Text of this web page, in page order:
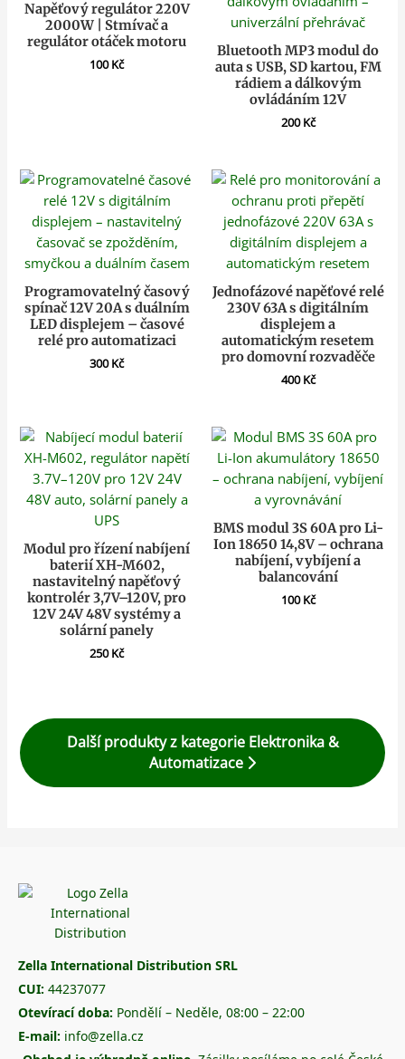
Napěťový regulátor 220V
2000W | Stmívač a
regulátor otáček motoru
100Kč
Bluetooth MP3 modul do
auta s USB, SD kartou, FM
rádiem a dálkovým
ovládáním 12V
200Kč
Programovatelný časový
spínač 12V 20A s duálním
LED displejem – časové
relé pro automatizaci
300Kč
Jednofázové napěťové relé
230V 63A s digitálním
displejem a
automatickým resetem
pro domovní rozvaděče
400Kč
Modul pro řízení nabíjení
baterií XH-M602,
nastavitelný napěťový
kontrolér 3,7V–120V, pro
12V 24V 48V systémy a
solární panely
250Kč
BMS modul 3S 60A pro Li-
Ion 18650 14,8V – ochrana
nabíjení, vybíjení a
balancování
100Kč
Další produkty z kategorie Elektronika &
Automatizace
Zella International Distribution SRL
CUI: 44237077
Otevírací doba: Pondělí – Neděle, 08:00 – 22:00
E-mail: info@zella.cz